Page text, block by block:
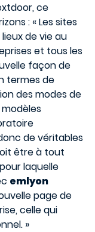
ce
: « Les sites
de vie au
et tous les
façon de
termes de
des modes de
de véritables
être à tout
laquelle
emlyon
page de
celle qui
»